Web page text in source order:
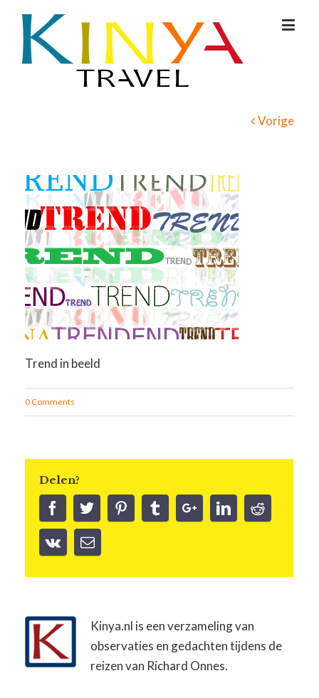
Vorige
Trend in beeld
0 Comments
Delen?
Kinya.nl is een verzameling van
observaties en gedachten tijdens de
reizen van Richard Onnes.